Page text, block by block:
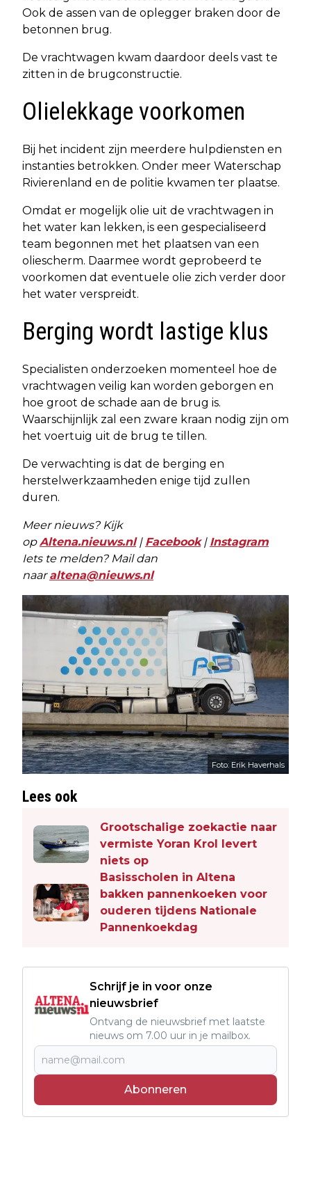
Ook de assen van de oplegger braken door de
betonnen brug.
De vrachtwagen kwam daardoor deels vast te
zitten in de brugconstructie.
Olielekkage voorkomen
Bij het incident zijn meerdere hulpdiensten en
instanties betrokken. Onder meer Waterschap
Rivierenland en de politie kwamen ter plaatse.
Omdat er mogelijk olie uit de vrachtwagen in
het water kan lekken, is een gespecialiseerd
team begonnen met het plaatsen van een
oliescherm. Daarmee wordt geprobeerd te
voorkomen dat eventuele olie zich verder door
het water verspreidt.
Berging wordt lastige klus
Specialisten onderzoeken momenteel hoe de
vrachtwagen veilig kan worden geborgen en
hoe groot de schade aan de brug is.
Waarschijnlijk zal een zware kraan nodig zijn om
het voertuig uit de brug te tillen.
De verwachting is dat de berging en
herstelwerkzaamheden enige tijd zullen
duren.
Meer nieuws? Kijk
opAltena.nieuws.nl| Facebook| Instagram
Iets te melden? Mail dan
naaraltena@nieuws.nl
Foto: Erik Haverhals
Lees ook
Grootschalige zoekactie naar
vermiste Yoran Krol levert
niets op
Basisscholen in Altena
bakken pannenkoeken voor
ouderen tijdens Nationale
Pannenkoekdag
Schrijf je in voor onze
nieuwsbrief
Ontvang de nieuwsbrief met laatste
nieuws om 7.00 uur in je mailbox.
Abonneren